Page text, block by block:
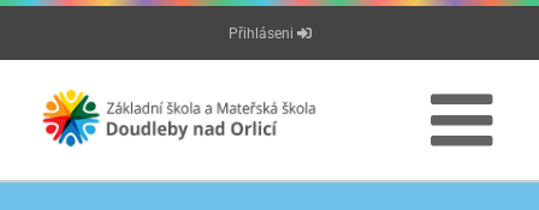
Přeskočit
Přihláseni